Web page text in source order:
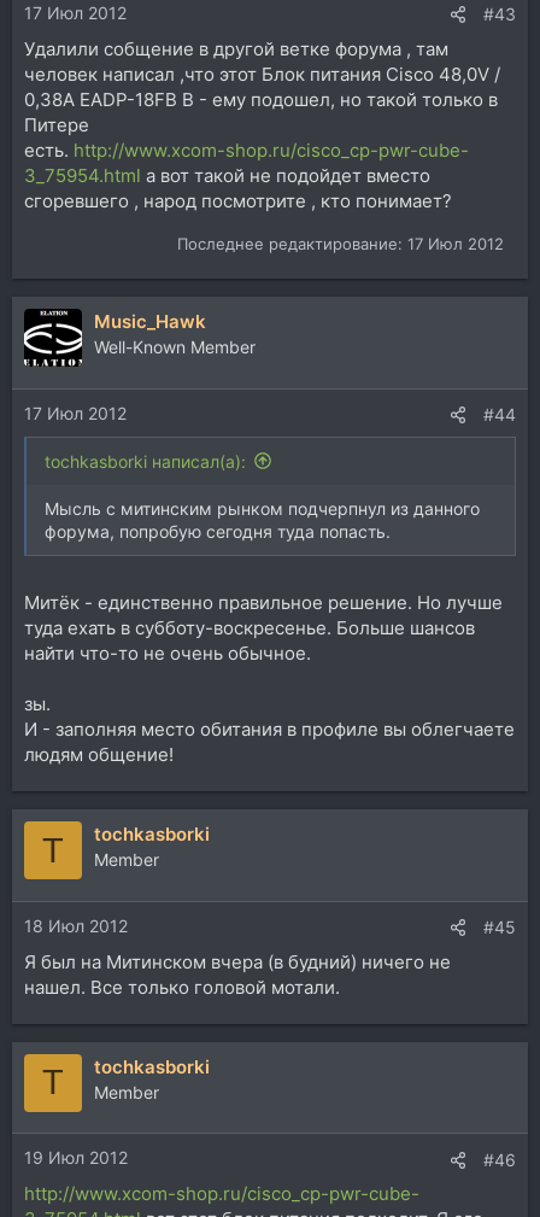
17 Июл 2012 #43
Удалили собщение в другой ветке форума , там
человек написал ,что этот Блок питания Cisco 48,0V /
0,38A EADP-18FB B - ему подошел, но такой только в
Питере
есть. http://www.xcom-shop.ru/cisco_cp-pwr-cube-
3_75954.html а вот такой не подойдет вместо
сгоревшего , народ посмотрите , кто понимает?
Последнее редактирование: 17 Июл 2012
Music_Hawk
Well-Known Member
17 Июл 2012 #44
tochkasborki написал(а):
Мысль с митинским рынком подчерпнул из данного
форума, попробую сегодня туда попасть.
Митёк - единственно правильное решение. Но лучше
туда ехать в субботу-воскресенье. Больше шансов
найти что-то не очень обычное.
зы.
И - заполняя место обитания в профиле вы облегчаете
людям общение!
T tochkasborki
Member
18 Июл 2012 #45
Я был на Митинском вчера (в будний) ничего не
нашел. Все только головой мотали.
T tochkasborki
Member
19 Июл 2012 #46
http://www.xcom-shop.ru/cisco_cp-pwr-cube-